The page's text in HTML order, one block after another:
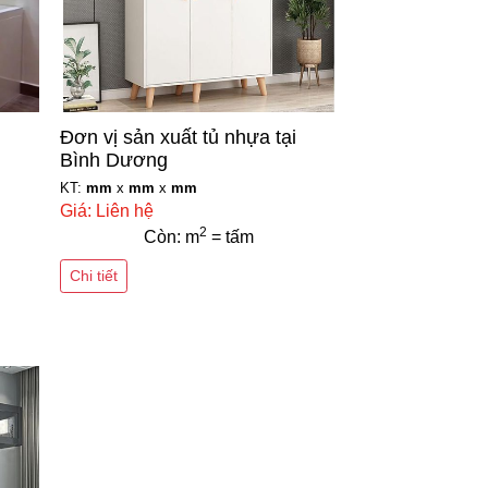
Đơn vị sản xuất tủ nhựa tại
Bình Dương
KT: mm x mm x mm
Giá: Liên hệ
Còn: m2 = tấm
Chi tiết